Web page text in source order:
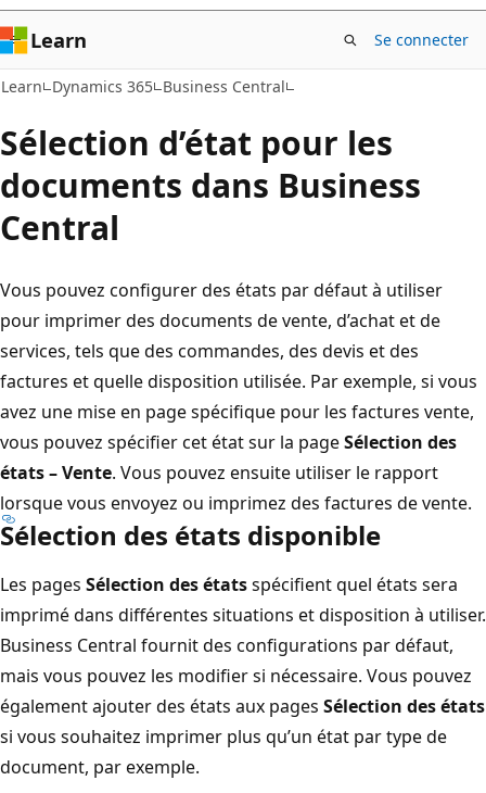
Learn Se connecter
Learn Dynamics 365 Business Central
Sélection d’état pour les
documents dans Business
Central
Vous pouvez configurer des états par défaut à utiliser
pour imprimer des documents de vente, d’achat et de
services, tels que des commandes, des devis et des
factures et quelle disposition utilisée. Par exemple, si vous
avez une mise en page spécifique pour les factures vente,
vous pouvez spécifier cet état sur la pageSélection des
états – Vente. Vous pouvez ensuite utiliser le rapport
lorsque vous envoyez ou imprimez des factures de vente.
Sélection des états disponible
Les pages Sélection des étatsspécifient quel états sera
imprimé dans différentes situations et disposition à utiliser.
Business Central fournit des configurations par défaut,
mais vous pouvez les modifier si nécessaire. Vous pouvez
également ajouter des états aux pages Sélection des états
si vous souhaitez imprimer plus qu’un état par type de
document, par exemple.